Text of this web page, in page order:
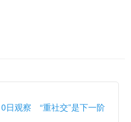
日观察 “重社交”是下一阶